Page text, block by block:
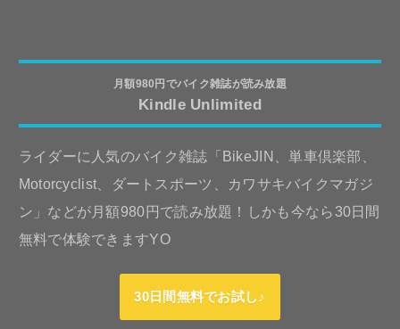
月額980円でバイク雑誌が読み放題
Kindle Unlimited
ライダーに人気のバイク雑誌「BikeJIN、単車倶楽部、
Motorcyclist、ダートスポーツ、カワサキバイクマガジ
ン」などが月額980円で読み放題！しかも今なら30日間
無料で体験できますYO
30日間無料でお試し♪